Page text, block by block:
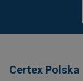
Certex Polska